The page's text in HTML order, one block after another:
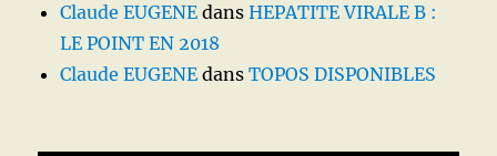
Claude EUGENE dansHEPATITE VIRALE B :
LE POINT EN 2018
Claude EUGENE dansTOPOS DISPONIBLES